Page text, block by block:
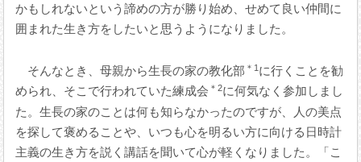
かもしれないという諦めの方が勝り始め、せめて良い仲間に
囲まれた生き方をしたいと思うようになりました。
そんなとき、母親から生長の家の教化部 ＊1 に行くことを勧
められ、そこで行われていた練成会 ＊2に何気なく参加しまし
た。生長の家のことは何も知らなかったのですが、人の美点
を探して褒めることや、いつも心を明るい方に向ける日時計
主義の生き方を説く講話を聞いて心が軽くなりました。「こ